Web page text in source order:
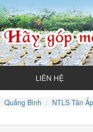
LIÊN HỆ
Quảng Bình NTLS Tân